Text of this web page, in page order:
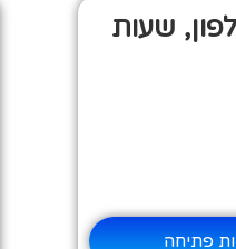
שעות
פתיחה